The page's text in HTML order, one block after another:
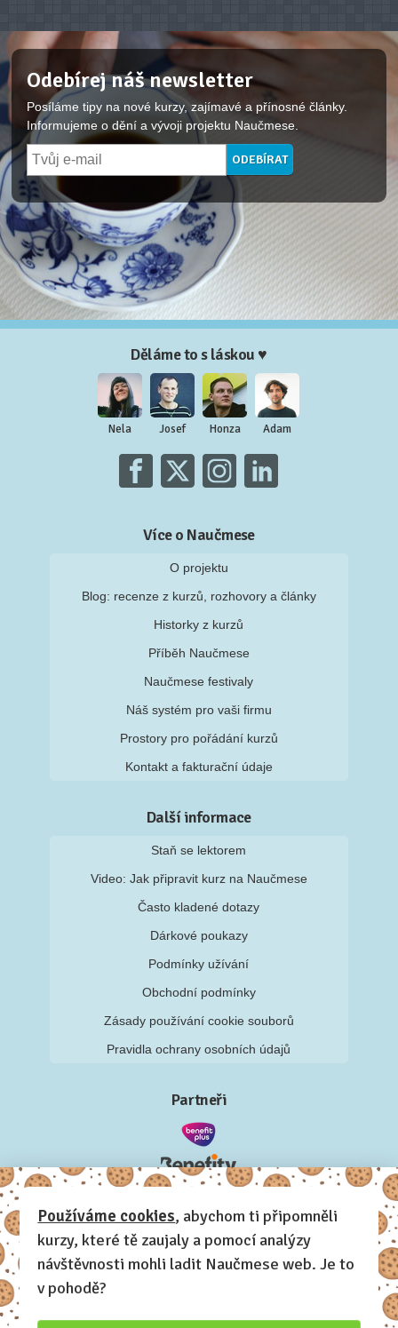
Odebírej náš newsletter
Posíláme tipy na nové kurzy, zajímavé a přínosné články.
Informujeme o dění a vývoji projektu Naučmese.
Děláme to s láskou ♥
Nela Josef Honza Adam
Více o Naučmese
O projektu
Blog: recenze z kurzů, rozhovory a články
Historky z kurzů
Příběh Naučmese
Naučmese festivaly
Náš systém pro vaši firmu
Prostory pro pořádání kurzů
Kontakt a fakturační údaje
Další informace
Staň se lektorem
Video: Jak připravit kurz na Naučmese
Často kladené dotazy
Dárkové poukazy
Podmínky užívání
Obchodní podmínky
Zásady používání cookie souborů
Pravidla ochrany osobních údajů
Partneři
Používáme cookies, abychom ti připomněli
kurzy, které tě zaujaly a pomocí analýzy
návštěvnosti mohli ladit Naučmese web. Je to
v pohodě?